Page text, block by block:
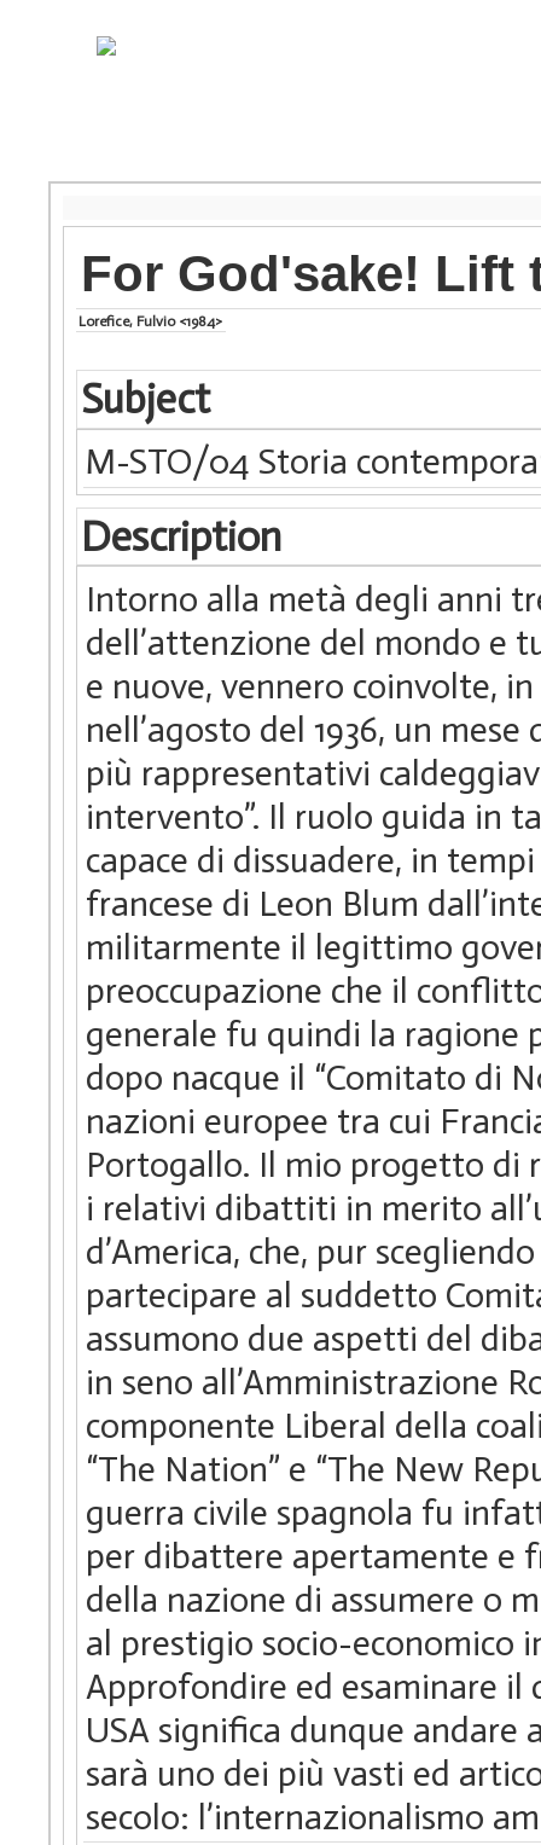
For God'sake! Lift
Lorefice, Fulvio <1984>
Subject
M-STO/04 Storia
Description
Intorno alla metà degli anni
dell’attenzione del mondo e
e nuove, vennero coinvolte,
nell’agosto del 1936, un
più rappresentativi
intervento”. Il ruolo guida in
capace di dissuadere, in
francese di Leon Blum
militarmente il legittimo
preoccupazione che il
generale fu quindi la ragione
dopo nacque il “Comitato di
nazioni europee tra cui
Portogallo. Il mio progetto di
i relativi dibattiti in merito
d’America, che, pur
partecipare al suddetto
assumono due aspetti del
in seno all’Amministrazione
componente Liberal della
“The Nation” e “The New
guerra civile spagnola fu
per dibattere apertamente e
della nazione di assumere o
al prestigio socio-economico
Approfondire ed esaminare
USA significa dunque andare
sarà uno dei più vasti ed
secolo: l’internazionalismo